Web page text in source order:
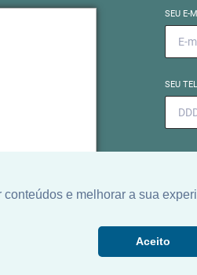
e melhorar a sua
Aceito
SEU E-
SEU